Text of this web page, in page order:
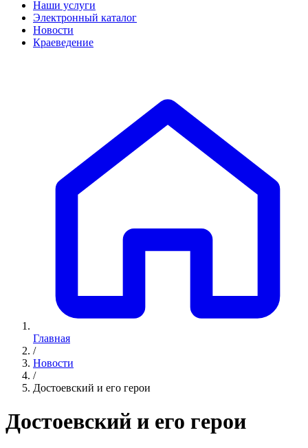
Наши услуги
Электронный каталог
Новости
Краеведение
Главная
/
Новости
/
Достоевский и его герои
Достоевский и его герои